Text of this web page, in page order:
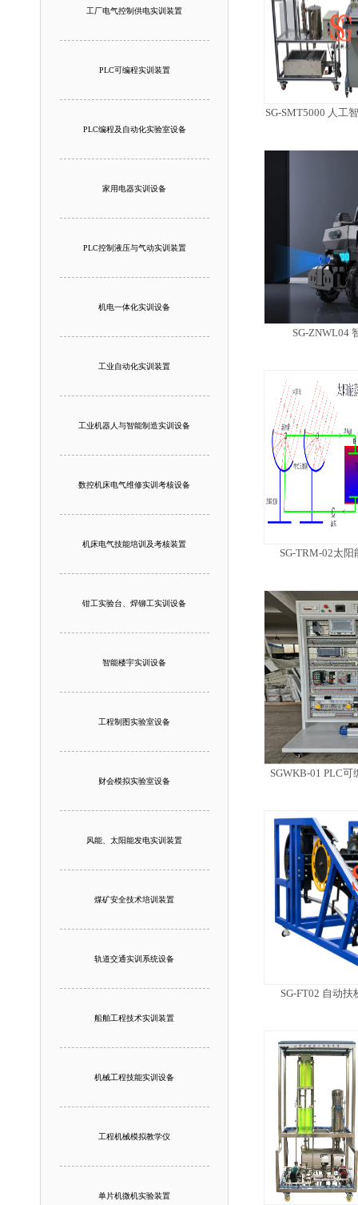
工厂电气控制供电实训装置
PLC可编程实训装置
PLC编程及自动化实验室设备
家用电器实训设备
PLC控制液压与气动实训装置
机电一体化实训设备
工业自动化实训装置
工业机器人与智能制造实训设备
数控机床电气维修实训考核设备
机床电气技能培训及考核装置
钳工实验台、焊铆工实训设备
智能楼宇实训设备
工程制图实验室设备
财会模拟实验室设备
风能、太阳能发电实训装置
煤矿安全技术培训装置
轨道交通实训系统设备
船舶工程技术实训装置
机械工程技能实训设备
工程机械模拟教学仪
单片机微机实验装置
SG-SMT5000 人工
SG-ZNWL04
SG-TRM-02太
SGWKB-01 PLC
SG-FT02 自动